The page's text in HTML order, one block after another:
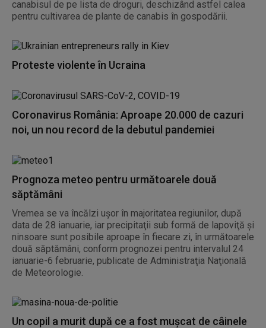
canabisul de pe lista de droguri, deschizând astfel calea
pentru cultivarea de plante de canabis în gospodării.
Proteste violente în Ucraina
Coronavirus România: Aproape 20.000 de cazuri
noi, un nou record de la debutul pandemiei
Prognoza meteo pentru următoarele două
săptămâni
Vremea se va încălzi uşor în majoritatea regiunilor, după
data de 28 ianuarie, iar precipitaţii sub formă de lapoviţă şi
ninsoare sunt posibile aproape în fiecare zi, în următoarele
două săptămâni, conform prognozei pentru intervalul 24
ianuarie-6 februarie, publicate de Administraţia Naţională
de Meteorologie.
Un copil a murit după ce a fost mușcat de câinele